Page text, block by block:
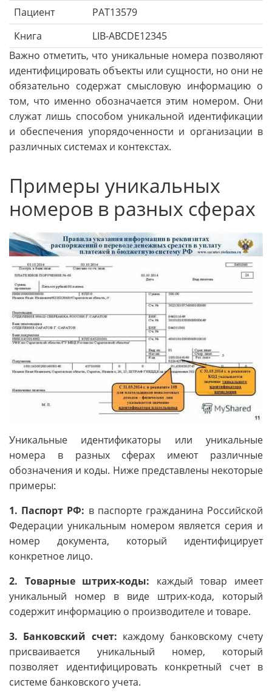
Пациент
PAT13579
Книга
LIB-ABCDE12345
Важно отметить, что уникальные номера позволяют
идентифицировать объекты или сущности, но они не
обязательно содержат смысловую информацию о
том, что именно обозначается этим номером. Они
служат лишь способом уникальной идентификации
и обеспечения упорядоченности и организации в
различных системах и контекстах.
Примеры уникальных
номеров в разных сферах
Уникальные идентификаторы или уникальные
номера в разных сферах имеют различные
обозначения и коды. Ниже представлены некоторые
примеры:
1. Паспорт РФ: в паспорте гражданина Российской
Федерации уникальным номером является серия и
номер документа, который идентифицирует
конкретное лицо.
2. Товарные штрих-коды: каждый товар имеет
уникальный номер в виде штрих-кода, который
содержит информацию о производителе и товаре.
3. Банковский счет: каждому банковскому счету
присваивается уникальный номер, который
позволяет идентифицировать конкретный счет в
системе банковского учета.